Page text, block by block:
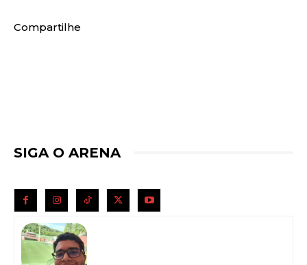
Compartilhe
SIGA O ARENA